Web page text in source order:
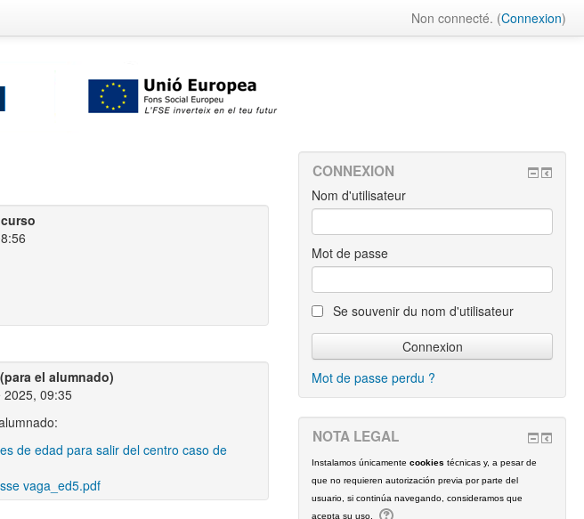
Non connecté. (Connexion)
el alumnado)
09:35
de edad para salir del centro caso de
vaga_ed5.pdf
CONNEXION
Nom d'utilisateur
Mot de passe
Se souvenir du nom d'utilisateur
Mot de passe perdu ?
NOTA LEGAL
Instalamos únicamentecookies técnicas y, a pesar de
que no requieren autorización previa por parte del
usuario, si continúa navegando, consideramos que
acepta su uso.